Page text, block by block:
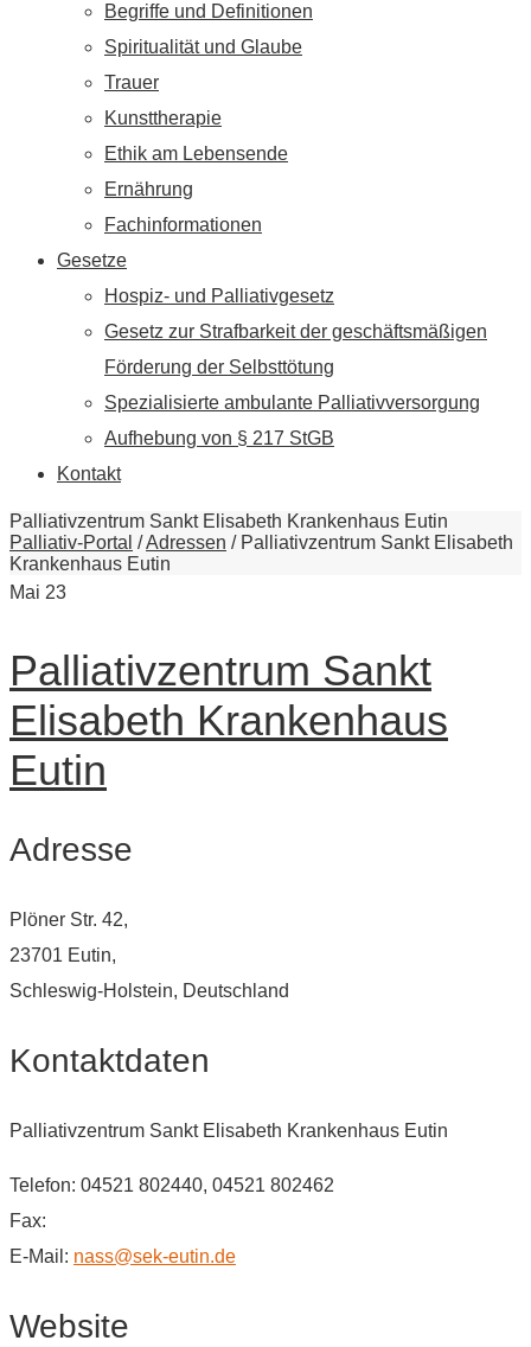
Begriffe und Definitionen
Spiritualität und Glaube
Trauer
Kunsttherapie
Ethik am Lebensende
Ernährung
Fachinformationen
Gesetze
Hospiz- und Palliativgesetz
Gesetz zur Strafbarkeit der geschäftsmäßigen
Förderung der Selbsttötung
Spezialisierte ambulante Palliativversorgung
Aufhebung von § 217 StGB
Kontakt
Palliativzentrum Sankt Elisabeth Krankenhaus Eutin
Palliativ-Portal /Adressen / Palliativzentrum Sankt Elisabeth
Krankenhaus Eutin
Mai 23
Palliativzentrum Sankt
Elisabeth Krankenhaus
Eutin
Adresse
Plöner Str. 42,
23701 Eutin,
Schleswig-Holstein, Deutschland
Kontaktdaten
Palliativzentrum Sankt Elisabeth Krankenhaus Eutin
Telefon: 04521 802440, 04521 802462
Fax:
E-Mail: nass@sek-eutin.de
Website